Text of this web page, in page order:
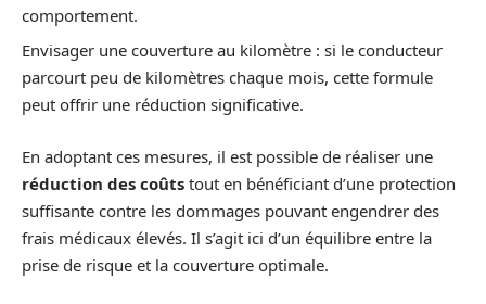
comportement.
Envisager une couverture au kilomètre : si le conducteur
parcourt peu de kilomètres chaque mois, cette formule
peut offrir une réduction significative.
En adoptant ces mesures, il est possible de réaliser une
réduction des coûts tout en bénéficiant d’une protection
suffisante contre les dommages pouvant engendrer des
frais médicaux élevés. Il s’agit ici d’un équilibre entre la
prise de risque et la couverture optimale.